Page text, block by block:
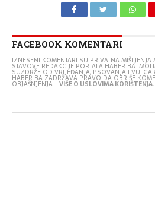
FACEBOOK KOMENTARI
IZNESENI KOMENTARI SU PRIVATNA
STAVOVE REDAKCIJE PORTALA HABER.BA.
SUZDRŽE OD VRIJEĐANJA, PSOVANJA I
HABER.BA ZADRŽAVA PRAVO DA OBRIŠE
OBJAŠNJENJA -VIŠE O USLOVIMA